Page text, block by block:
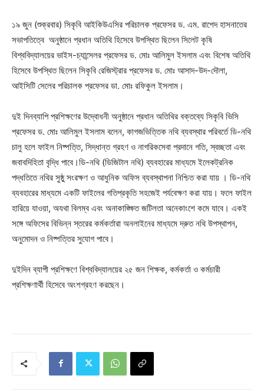
১৯ জুন (শুক্রবার) সিকৃবি আইকিউএসির পরিচালক প্রফেসর ড. এম. রাশেদ হাসনাতের
সভাপতিত্বে অনুষ্ঠানে প্রধান অতিথি হিসেবে উপস্থিত ছিলেন সিলেট কৃষি
বিশ্ববিদ্যালয়ের ভাইস-চ্যান্সেলর প্রফেসর ড. মোঃ আলিমুল ইসলাম এবং বিশেষ অতিথি
হিসেবে উপস্থিত ছিলেন সিকৃবি রেজিস্ট্রার প্রফেসর ড. মোঃ আসাদ-উদ-দৌলা,
আইসিটি সেলের পরিচালক প্রফেসর ডা. মোঃ রফিকুল ইসলাম।
দুই দিনব্যাপি প্রশিক্ষণের উদ্বোধনী অনুষ্ঠানে প্রধান অতিথির বক্তব্যে সিকৃবি ভিসি
প্রফেসর ড. মোঃ আলিমুল ইসলাম বলেন, কাগজভিত্তিক নথি ব্যবস্থার পরিবর্তে ডি-নথি
চালু হলে ফাইল নিষ্পত্তি, সিদ্ধান্ত গ্রহণ ও নাগরিকসেবা প্রদানে গতি, স্বচ্ছতা এবং
জবাবদিহিতা বৃদ্ধি পাবে।ডি-নথি (ডিজিটাল নথি) ব্যবহারের মাধ্যমে ইলেকট্রনিক
পদ্ধতিতে নথির সুষ্ঠু সংরক্ষণ ও আধুনিক অফিস ব্যবস্থাপনা নিশ্চিত করা যায় । ডি-নথি
ব্যবহারের মাধ্যমে একটি ফাইলের গতিপ্রকৃতি সহজেই পর্যবেক্ষণ করা যায়। ফলে ফাইল
হারিয়ে যাওয়া, অযথা বিলম্ব এবং অনাকাঙ্ক্ষিত জটিলতা অনেকাংশে কমে যাবে। একই
সঙ্গে অফিসের বিভিন্ন স্তরের কর্মকর্তারা অনলাইনের মাধ্যমে দ্রুত নথি উপস্থাপন,
অনুমোদন ও নিষ্পত্তির সুযোগ পাবে।
দুইদিন ব্যাপী প্রশিক্ষণে বিশ্ববিদ্যালয়ের ২৫ জন শিক্ষক, কর্মকর্তা ও কর্মচারী
প্রশিক্ষণার্থী হিসেবে অংশগ্রহণ করছেন।